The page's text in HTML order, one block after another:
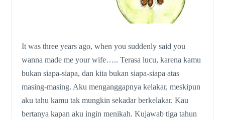
It was three years ago, when you suddenly said you
wanna made me your wife….. Terasa lucu, karena kamu
bukan siapa-siapa, dan kita bukan siapa-siapa atas
masing-masing. Aku menganggapnya kelakar, meskipun
aku tahu kamu tak mungkin sekadar berkelakar. Kau
bertanya kapan aku ingin menikah. Kujawab tiga tahun